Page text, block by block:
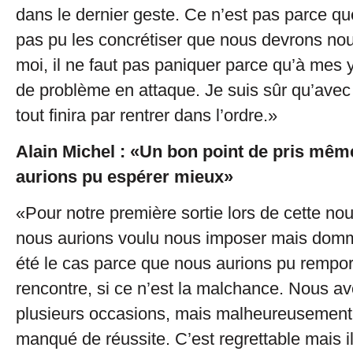
dans le dernier geste. Ce n’est pas parce
pas pu les concrétiser que nous devrons
moi, il ne faut pas paniquer parce qu’à mes
de problème en attaque. Je suis sûr
tout finira par rentrer dans l’ordre.»
Alain Michel : «Un bon point de pris
aurions pu espérer mieux»
«Pour notre première sortie lors de cette
nous aurions voulu nous imposer mais
été le cas parce que nous aurions pu
rencontre, si ce n’est la malchance. Nous
plusieurs occasions, mais
manqué de réussite. C’est regrettable mais